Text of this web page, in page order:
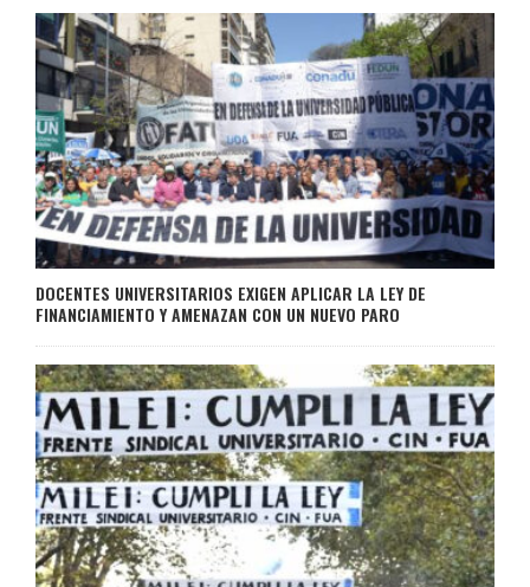
DOCENTES UNIVERSITARIOS EXIGEN APLICAR LA LEY DE
FINANCIAMIENTO Y AMENAZAN CON UN NUEVO PARO